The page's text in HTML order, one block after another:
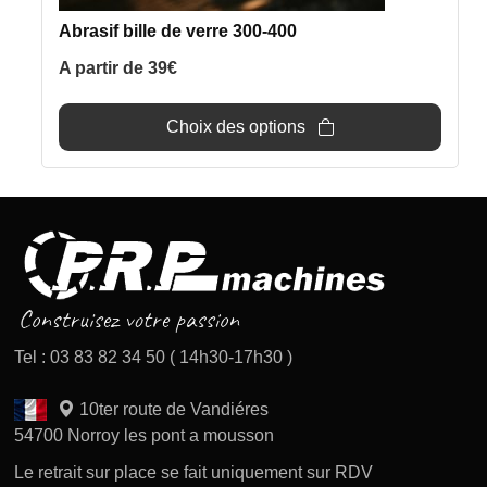
Abrasif bille de verre 300-400
A partir de 39€
Choix des options
du
produit
Tel : 03 83 82 34 50 ( 14h30-17h30 )
10ter route de Vandiéres
54700 Norroy les pont a mousson
Le retrait sur place se fait uniquement sur RDV